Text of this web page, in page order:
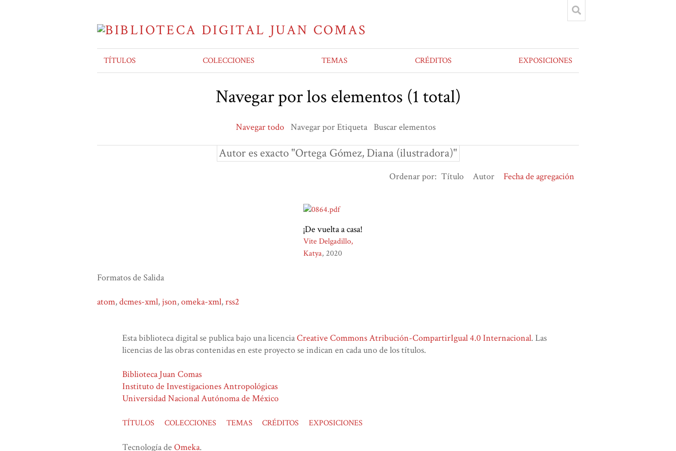
TÍTULOS COLECCIONES TEMAS CRÉDITOS EXPOSICIONES
Navegar por los elementos (1 total)
Navegar todo Navegar por Etiqueta Buscar elementos
Autor es exacto "Ortega Gómez, Diana (ilustradora)"
Ordenar por: Título Autor Fecha de agregación
¡De vuelta a casa!
Vite Delgadillo,
Katya 2020
Formatos de Salida
atom,dcmes-xml, json,omeka-xml,rss2
Esta biblioteca digital se publica bajo una licenciaCreative Commons Atribución-CompartirIgual 4.0 Internacional. Las
licencias de las obras contenidas en este proyecto se indican en cada uno de los títulos.
Biblioteca Juan Comas
Instituto de Investigaciones Antropológicas
Universidad Nacional Autónoma de México
TÍTULOS COLECCIONES TEMAS CRÉDITOS EXPOSICIONES
Tecnología deOmeka.